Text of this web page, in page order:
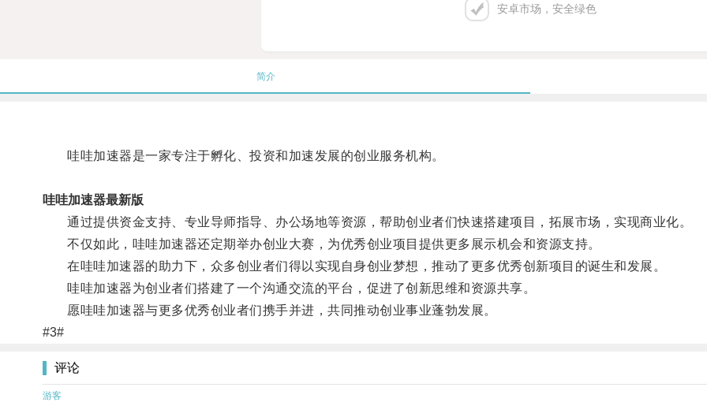
安卓市场，安全绿色
简介
哇哇加速器是一家专注于孵化、投资和加速发展的创业服务机构。
哇哇加速器最新版
通过提供资金支持、专业导师指导、办公场地等资源，帮助创业者们快速搭建项目，拓展市场，实现商业化。
不仅如此，哇哇加速器还定期举办创业大赛，为优秀创业项目提供更多展示机会和资源支持。
在哇哇加速器的助力下，众多创业者们得以实现自身创业梦想，推动了更多优秀创新项目的诞生和发展。
哇哇加速器为创业者们搭建了一个沟通交流的平台，促进了创新思维和资源共享。
愿哇哇加速器与更多优秀创业者们携手并进，共同推动创业事业蓬勃发展。
#3#
评论
游客